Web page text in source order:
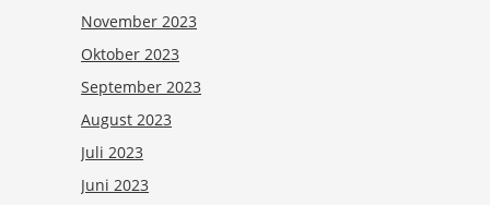
November 2023
Oktober 2023
September 2023
August 2023
Juli 2023
Juni 2023